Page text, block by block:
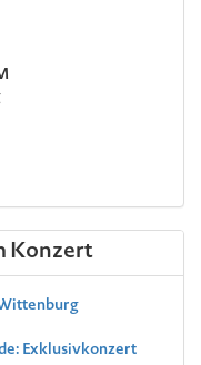
Konzert
Exklusivkonzert